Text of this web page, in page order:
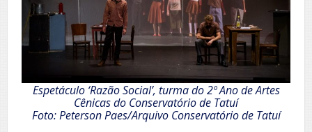
Espetáculo ‘Razão Social’, turma do 2º Ano de Artes
Cênicas do Conservatório de Tatuí
Foto: Peterson Paes/Arquivo Conservatório de Tatuí